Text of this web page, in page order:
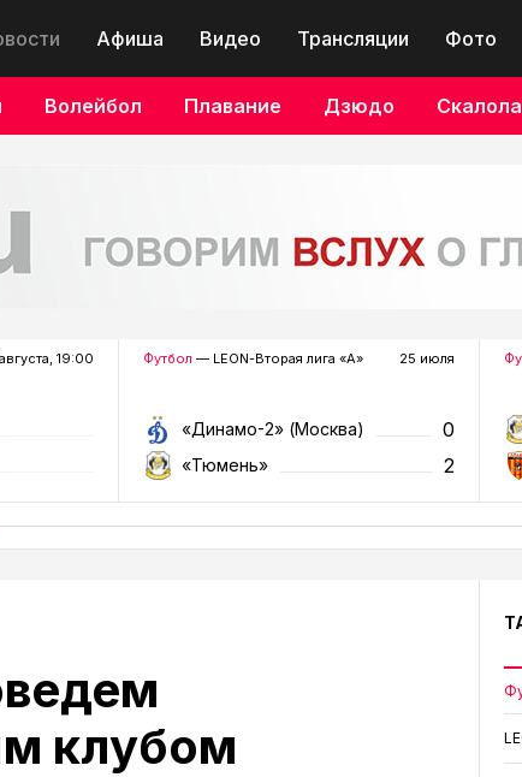
Афиша Видео Трансляции Фото
Волейбол Плавание Дзюдо
19:00 Футбол — LEON-Вторая лига «А» 25 июля
«Динамо-2» (Москва) 0
«Тюмень» 2
клубом